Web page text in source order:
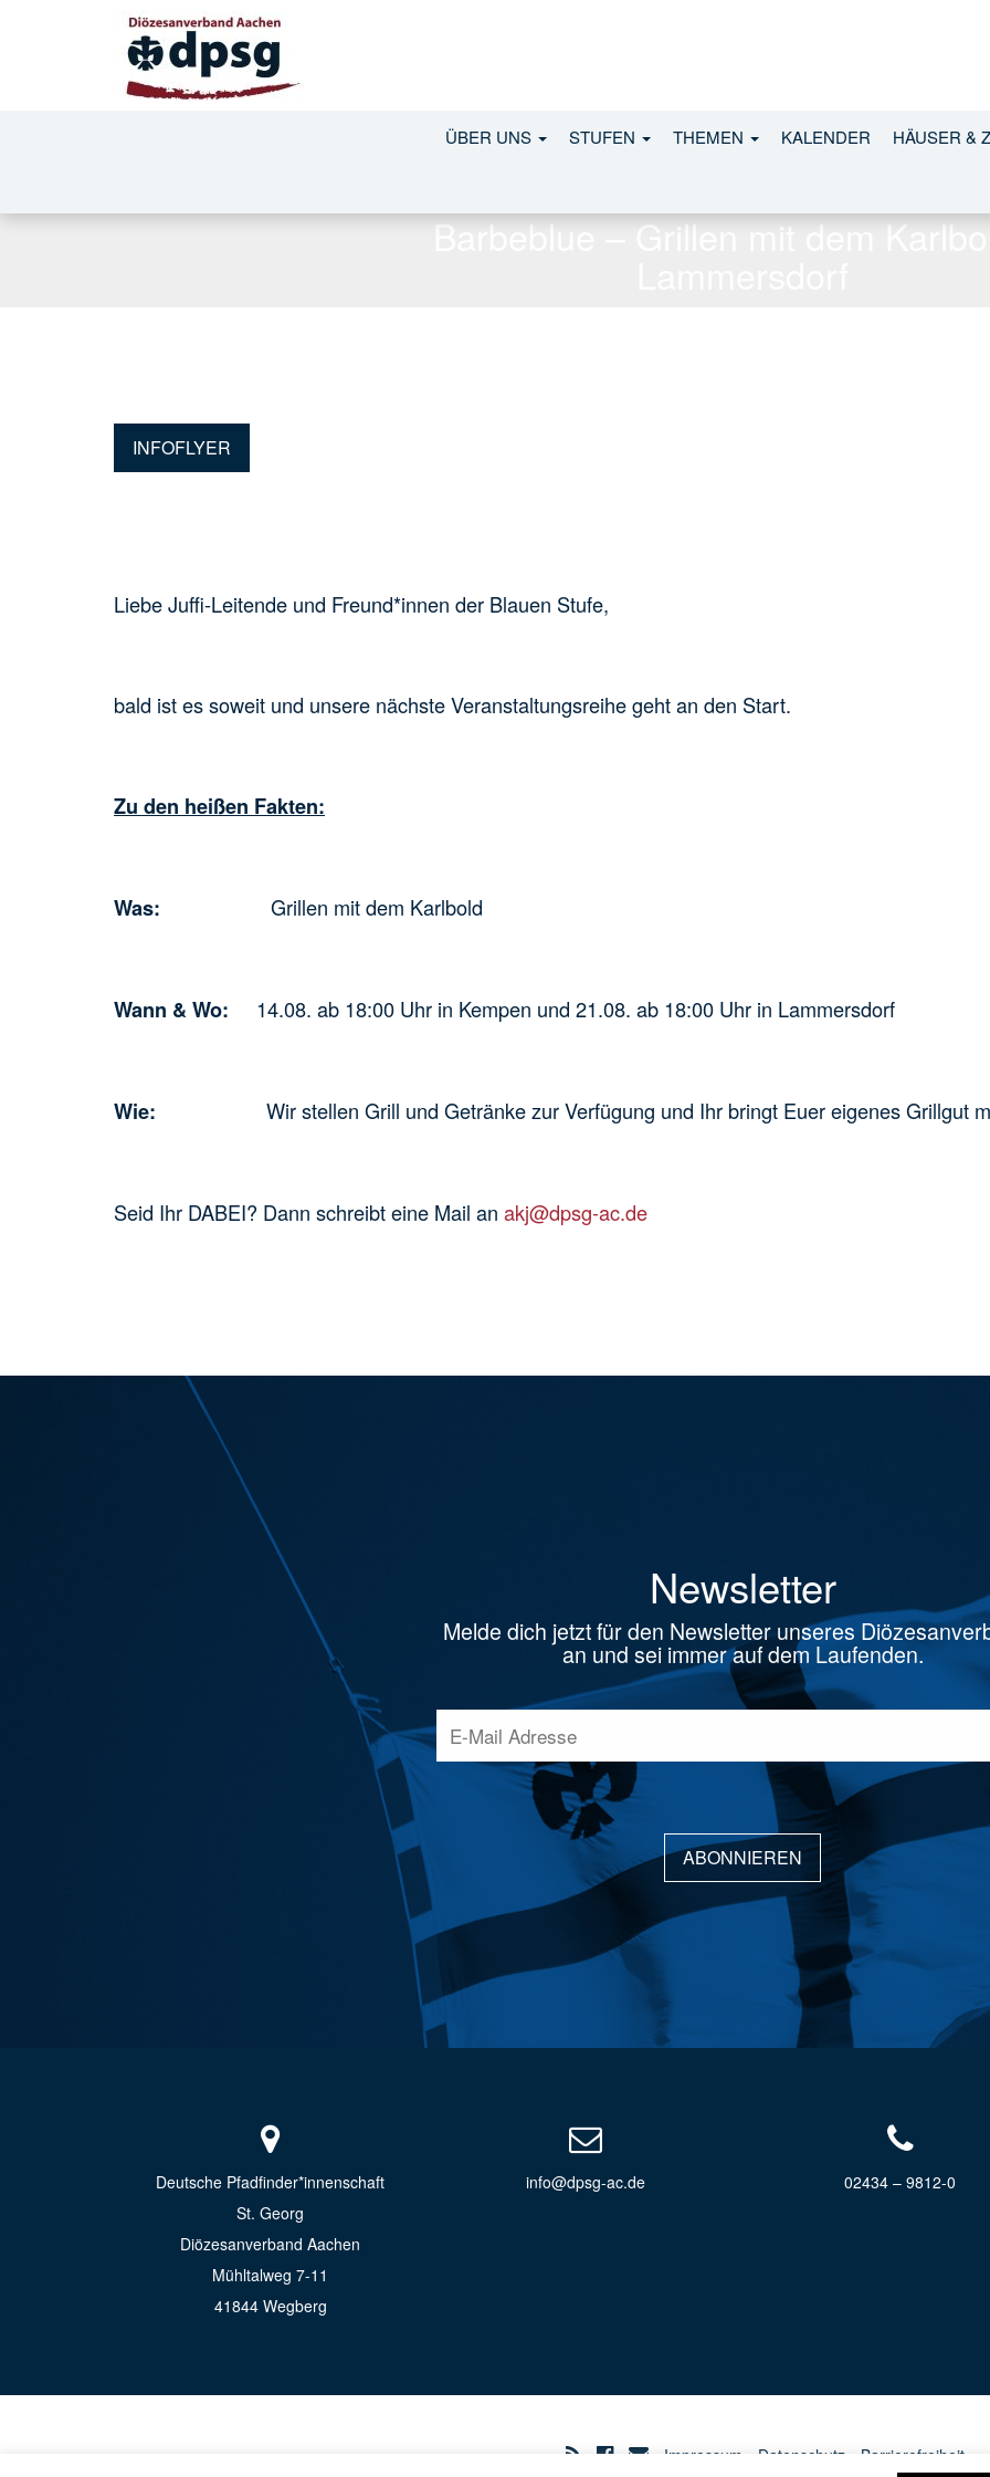
ÜBER UNS STUFEN THEMEN KALENDER HÄUSER &
Barbeblue – Grillen mit dem
INFOFLYER
Liebe Juffi-Leitende und Freund*innen der Blauen Stufe,
bald ist es soweit und unsere nächste Veranstaltungsreihe geht an den Start.
Zu den heißen Fakten:
Was: Grillen mit dem Karlbold
Wann & Wo: 14.08. ab 18:00 Uhr in Kempen und 21.08. ab 18:00 Uhr in Lammersdorf
Wie: Wir stellen Grill und Getränke zur Verfügung und Ihr bringt Euer eigenes Grillgut
Seid Ihr DABEI? Dann schreibt eine Mail an akj@dpsg-ac.de
Newsletter
Melde dich jetzt für den Newsletter unseres
an und sei immer auf dem Laufenden.
ABONNIEREN
Deutsche Pfadfinder*innenschaft
St. Georg
Diözesanverband Aachen
Mühltalweg 7-11
41844 Wegberg
info@dpsg-ac.de 02434 – 9812-0
Impressum Datenschutz Barrierefreiheit